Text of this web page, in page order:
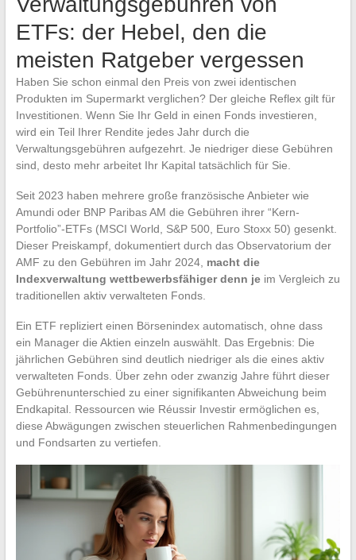
ETFs: der Hebel, den die
meisten Ratgeber vergessen
Haben Sie schon einmal den Preis von zwei identischen
Produkten im Supermarkt verglichen? Der gleiche Reflex gilt für
Investitionen. Wenn Sie Ihr Geld in einen Fonds investieren,
wird ein Teil Ihrer Rendite jedes Jahr durch die
Verwaltungsgebühren aufgezehrt. Je niedriger diese Gebühren
sind, desto mehr arbeitet Ihr Kapital tatsächlich für Sie.
Seit 2023 haben mehrere große französische Anbieter wie
Amundi oder BNP Paribas AM die Gebühren ihrer “Kern-
Portfolio”-ETFs (MSCI World, S&P 500, Euro Stoxx 50) gesenkt.
Dieser Preiskampf, dokumentiert durch das Observatorium der
AMF zu den Gebühren im Jahr 2024, macht die
Indexverwaltung wettbewerbsfähiger denn jeim Vergleich zu
traditionellen aktiv verwalteten Fonds.
Ein ETF repliziert einen Börsenindex automatisch, ohne dass
ein Manager die Aktien einzeln auswählt. Das Ergebnis: Die
jährlichen Gebühren sind deutlich niedriger als die eines aktiv
verwalteten Fonds. Über zehn oder zwanzig Jahre führt dieser
Gebührenunterschied zu einer signifikanten Abweichung beim
Endkapital. Ressourcen wie Réussir Investir ermöglichen es,
diese Abwägungen zwischen steuerlichen Rahmenbedingungen
und Fondsarten zu vertiefen.